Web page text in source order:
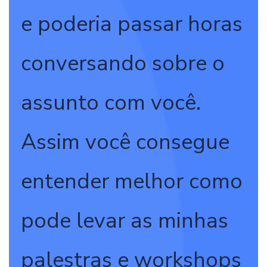
e poderia passar horas
conversando sobre o
assunto com você.
Assim você consegue
entender melhor como
pode levar as minhas
palestras e workshops